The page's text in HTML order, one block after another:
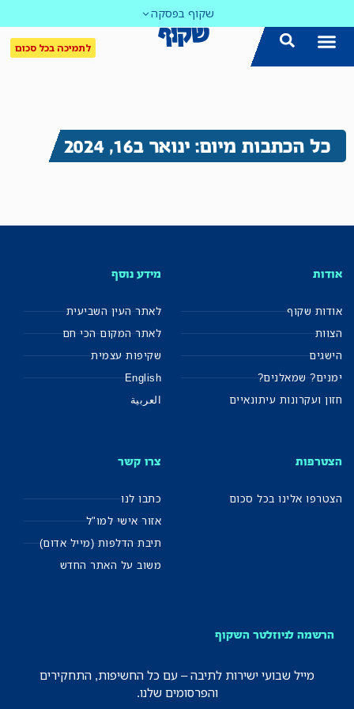
שקוף בפסקה
לתמיכה בכל סכום
כל הכתבות מיום: ינואר ב16, 2024
אודות
אודות שקוף
הצוות
הישגים
ימנים? שמאלנים?
חזון ועקרונות עיתונאיים
מידע נוסף
לאתר העין השביעית
לאתר המקום הכי חם
שקיפות עצמית
English
العربية
הצטרפות
הצטרפו אלינו בכל סכום
צרו קשר
כתבו לנו
אזור אישי למו"ל
תיבת הדלפות (מייל אדום)
משוב על האתר החדש
הרשמה לניוזלטר השקוף
מייל שבועי ישירות לתיבה – עם כל החשיפות, התחקירים
והפרסומים שלנו.